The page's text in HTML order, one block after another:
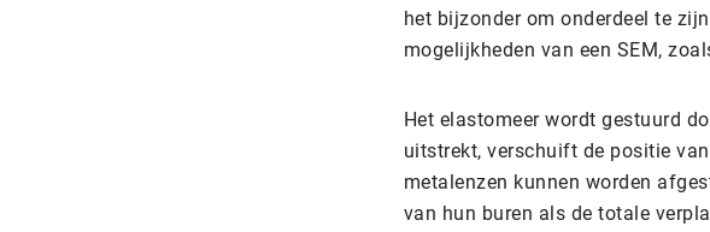
het bijzonder om ​​onderdeel te
mogelijkheden van een SEM,
Het elastomeer wordt gestuurd
uitstrekt, verschuift de positie
metalenzen kunnen worden
van hun buren als de totale